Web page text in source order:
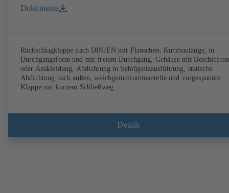
Dokumente
Rückschlagklappe nach DIN/EN mit Flanschen, Kurzbaulänge, in
Durchgangsform und mit freiem Durchgang, Gehäuse mit
oder Auskleidung, Abdichtung in Schrägsitzausführung, statische
Abdichtung nach außen, weichgummiummantelte und vorgespannte
Klappe mit kurzem Schließweg.
Details